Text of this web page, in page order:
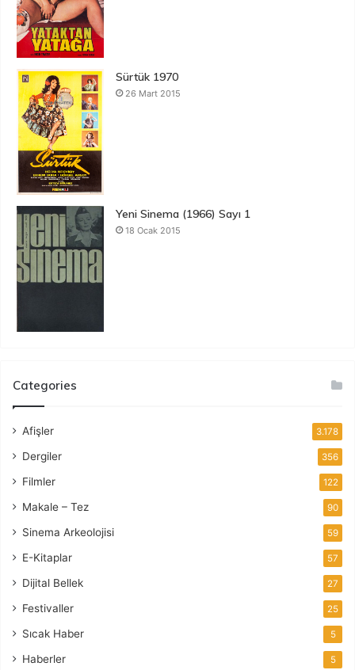
Sürtük 1970
26 Mart 2015
Yeni Sinema (1966) Sayı 1
18 Ocak 2015
Categories
Afişler 3.178
Dergiler 356
Filmler 122
Makale – Tez 90
Sinema Arkeolojisi 59
E-Kitaplar 57
Dijital Bellek 27
Festivaller 25
Sıcak Haber 5
Haberler 5